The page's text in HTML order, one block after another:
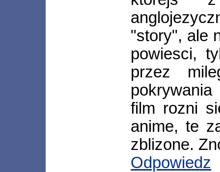
"story", ale
powiesci,
przez
film rozni
anime, te
zblizone.
Odpowiedz